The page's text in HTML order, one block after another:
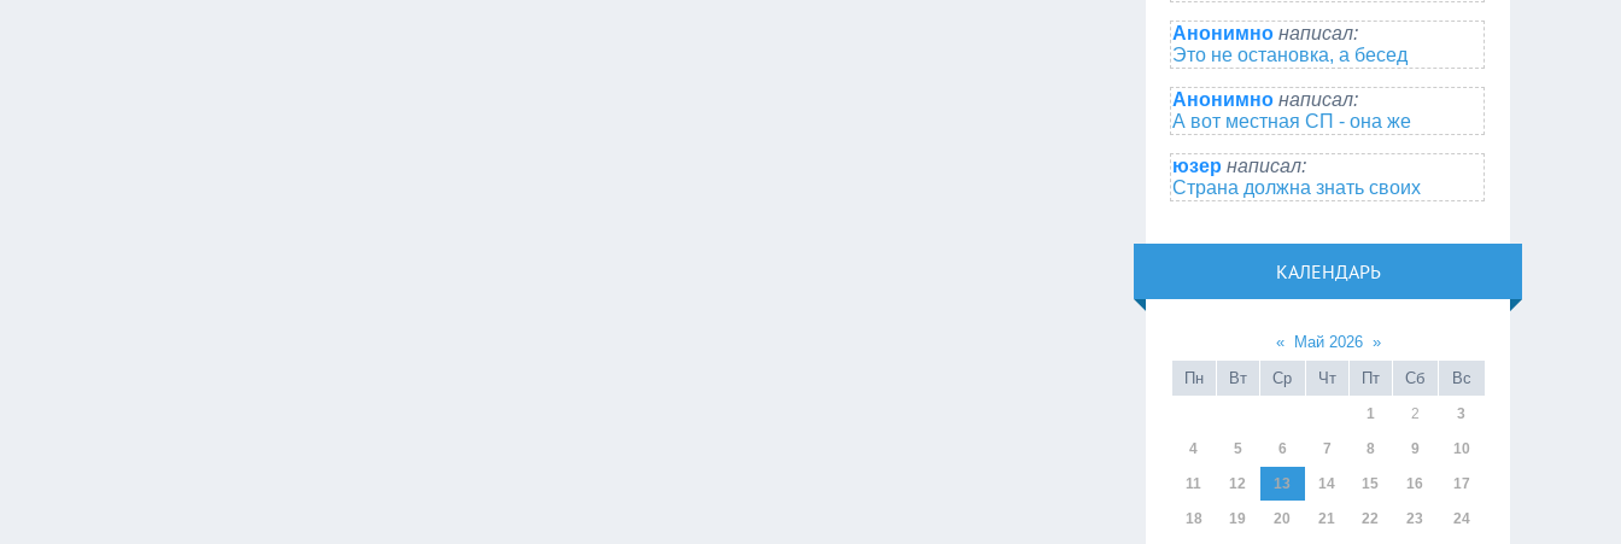
Анонимно написал:
Это не остановка, а бесед
Анонимно написал:
А вот местная СП - она же
юзер написал:
Страна должна знать своих
КАЛЕНДАРЬ
« Май 2026 »
Пн
Вт Ср Чт Пт Сб Вс
1 2 3
4 5 6 7 8 9 10
11 12 13 14 15 16 17
18 19 20 21 22 23 24